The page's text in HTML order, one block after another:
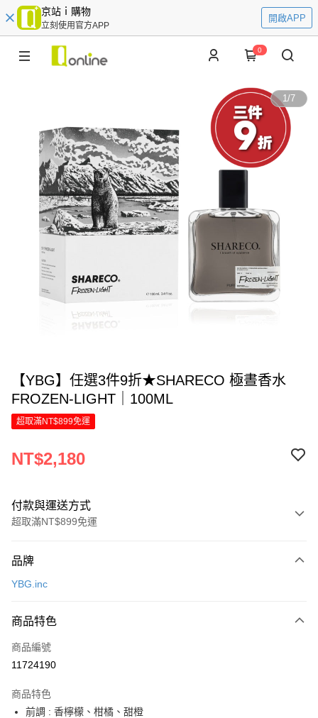
京站ｉ購物
立刻使用官方APP
開啟APP
0
1/7
【YBG】任選3件9折★SHARECO 極晝香水
FROZEN-LIGHT｜100ML
超取滿NT$899免運
NT$2,180
付款與運送方式
超取滿NT$899免運
信用卡一次付款
Apple Pay
街口支付
Google Pay
品牌
YBG.inc
商品特色
商品編號
11724190
商品特色
前調 : 香檸檬、柑橘、甜橙